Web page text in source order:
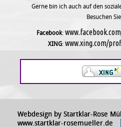
Gerne bin ich auch auf den
Besuchen
Facebook:
XING: www.xing.com/
Webdesign by Startklar-Rose
www.startklar-rosemueller.de